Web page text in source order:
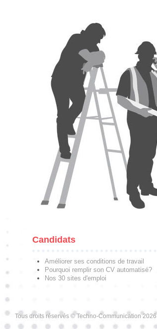
Candidats
Améliorer ses conditions de travail
Pourquoi remplir son CV automatisé?
Nos 30 sites d'emploi
Tous droits réservés © Techno-Communication 2026